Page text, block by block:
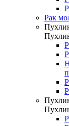
Рак